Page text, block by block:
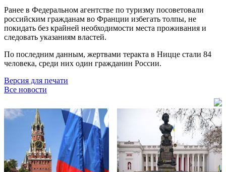
Ранее в Федеральном агентстве по туризму посоветовали
российским гражданам во Франции избегать толпы, не
покидать без крайней необходимости места проживания и
следовать указаниям властей.
По последним данным, жертвами теракта в Ницце стали 84
человека, среди них один гражданин России.
Версия для печати
Все новости